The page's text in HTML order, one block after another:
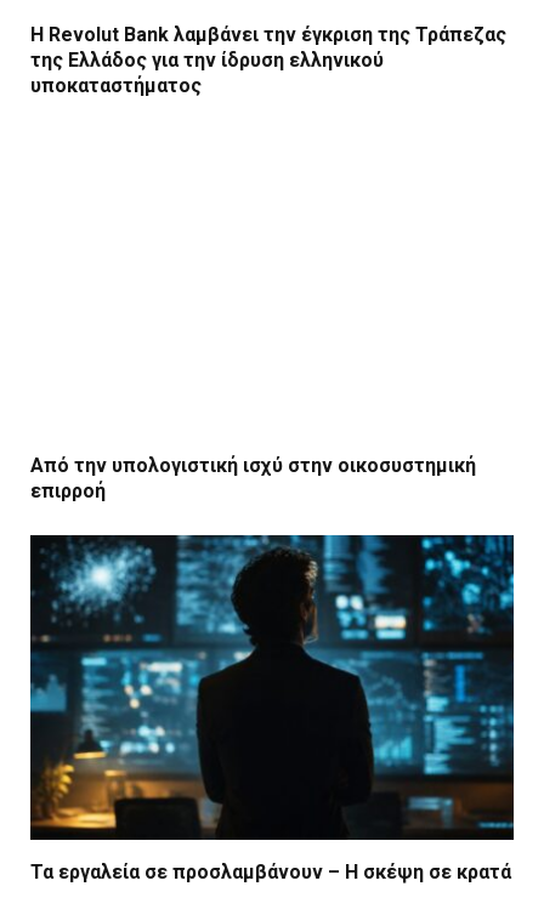
Η Revolut Bank λαμβάνει την έγκριση της Τράπεζας
της Ελλάδος για την ίδρυση ελληνικού
υποκαταστήματος
Από την υπολογιστική ισχύ στην οικοσυστημική
επιρροή
Τα εργαλεία σε προσλαμβάνουν – Η σκέψη σε κρατά